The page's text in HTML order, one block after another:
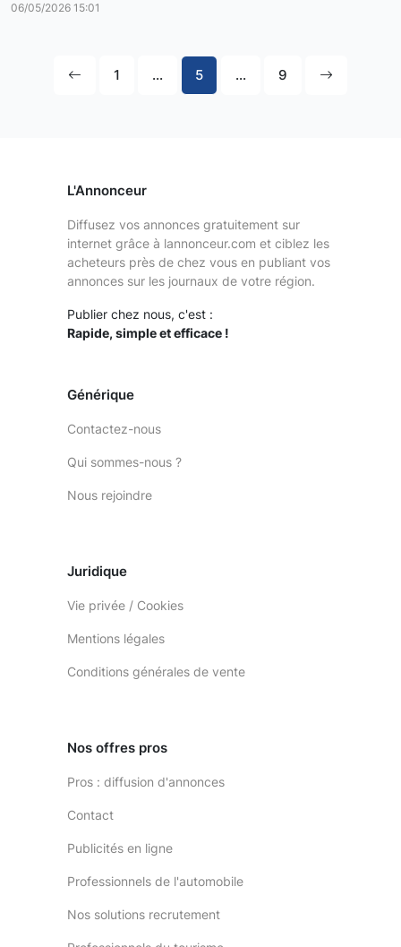
06/05/2026 15:01
1 ... 5 ... 9
L'Annonceur
Diffusez vos annonces gratuitement sur
internet grâce à lannonceur.com et ciblez les
acheteurs près de chez vous en publiant vos
annonces sur les journaux de votre région.
Publier chez nous, c'est :
Rapide, simple et efficace !
Générique
Contactez-nous
Qui sommes-nous ?
Nous rejoindre
Juridique
Vie privée / Cookies
Mentions légales
Conditions générales de vente
Nos offres pros
Pros : diffusion d'annonces
Contact
Publicités en ligne
Professionnels de l'automobile
Nos solutions recrutement